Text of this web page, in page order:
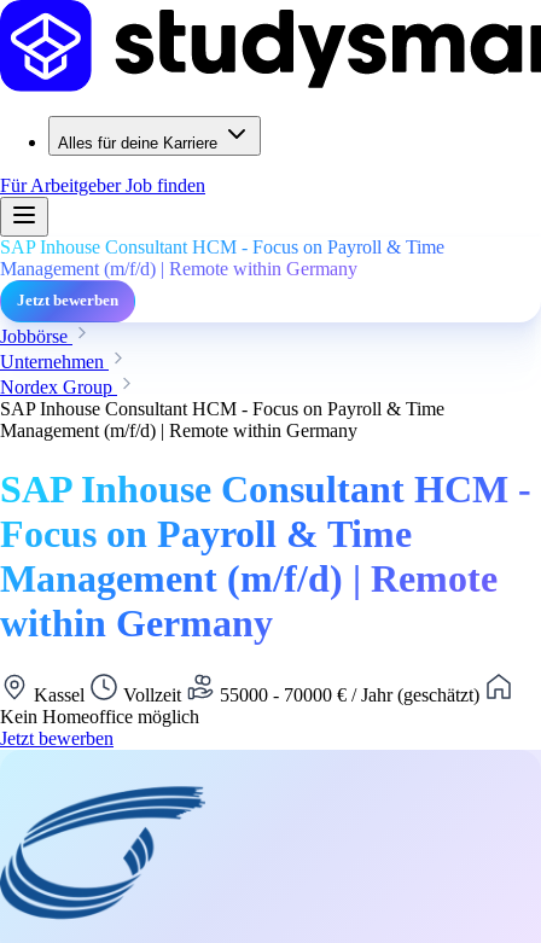
Alles für deine Karriere
Für ArbeitgeberJob finden
SAP Inhouse Consultant HCM - Focus on Payroll & Time
Management (m/f/d) | Remote within Germany
Jetzt bewerben
Jobbörse
Unternehmen
Nordex Group
SAP Inhouse Consultant HCM - Focus on Payroll & Time
Management (m/f/d) | Remote within Germany
SAP Inhouse Consultant HCM -
Focus on Payroll & Time
Management (m/f/d) | Remote
within Germany
Kassel Vollzeit
55000 - 70000 € / Jahr (geschätzt)
Kein Homeoffice möglich
Jetzt bewerben